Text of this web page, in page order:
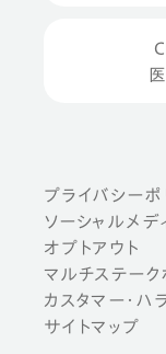
プライバシーポ
ソーシャルメデ
オプトアウト
マルチステー
カスタマー・ハ
サイトマップ